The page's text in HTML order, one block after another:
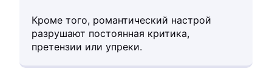
Кроме того, романтический настрой
разрушают постоянная критика,
претензии или упреки.